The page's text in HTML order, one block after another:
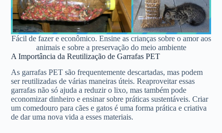
Fácil de fazer e econômico. Ensine as crianças sobre o amor aos
animais e sobre a preservação do meio ambiente
A Importância da Reutilização de Garrafas PET
As garrafas PET são frequentemente descartadas, mas podem
ser reutilizadas de várias maneiras úteis. Reaproveitar essas
garrafas não só ajuda a reduzir o lixo, mas também pode
economizar dinheiro e ensinar sobre práticas sustentáveis. Criar
um comedouro para cães e gatos é uma forma prática e criativa
de dar uma nova vida a esses materiais.